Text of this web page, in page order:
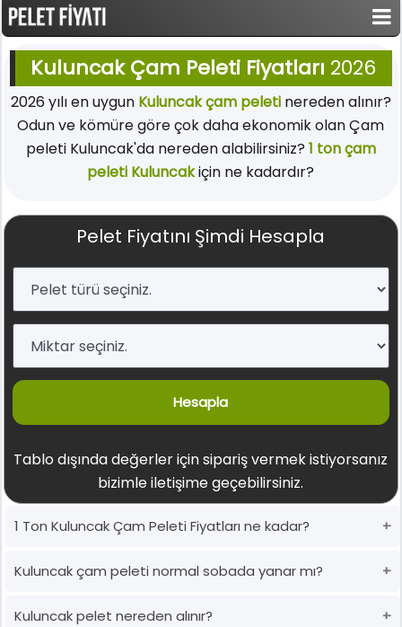
Kuluncak Çam Peleti Fiyatları 2026
2026 yılı en uygun Kuluncak çam peletinereden alınır?
Odun ve kömüre göre çok daha ekonomik olan Çam
peleti Kuluncak'da nereden alabilirsiniz? 1 ton çam
peleti Kuluncakiçin ne kadardır?
Pelet Fiyatını Şimdi Hesapla
Hesapla
Tablo dışında değerler için sipariş vermek istiyorsanız
bizimle iletişime geçebilirsiniz.
1 Ton Kuluncak Çam Peleti Fiyatları ne kadar?
Kuluncak çam peleti normal sobada yanar mı?
Kuluncak pelet nereden alınır?